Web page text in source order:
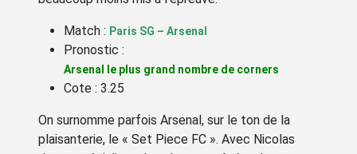
Match : Paris SG – Arsenal
Pronostic :
Arsenal le plus grand nombre de corners
Cote : 3.25
On surnomme parfois Arsenal, sur le ton de la
plaisanterie, le « Set Piece FC ». Avec Nicolas